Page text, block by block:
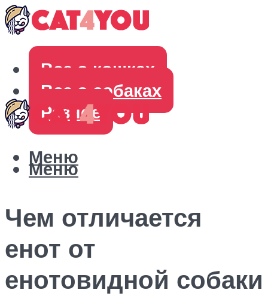
Все о кошках
Все о собаках
Разное
Меню
Меню
Чем отличается
енот от
енотовидной собаки